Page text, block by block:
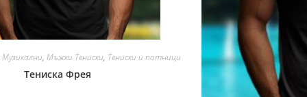
Музикални, Мъжки Тениски, Тениски и потници
Тениска Фрея